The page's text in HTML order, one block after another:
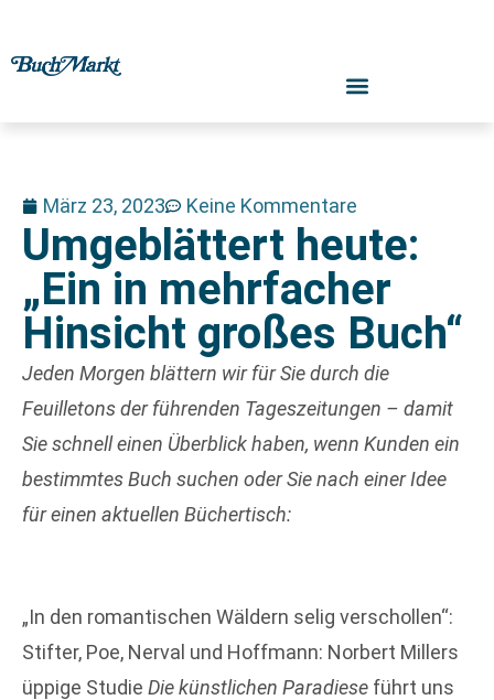
März 23, 2023 Keine Kommentare
Umgeblättert heute:
„Ein in mehrfacher
Hinsicht großes Buch“
Jeden Morgen blättern wir für Sie durch die
Feuilletons der führenden Tageszeitungen – damit
Sie schnell einen Überblick haben, wenn Kunden ein
bestimmtes Buch suchen oder Sie nach einer Idee
für einen aktuellen Büchertisch:
„In den romantischen Wäldern selig verschollen“:
Stifter, Poe, Nerval und Hoffmann: Norbert Millers
üppige Studie Die künstlichen Paradiese führt uns